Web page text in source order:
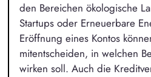
den Bereichen ökologische
Startups oder Erneuerbare
Eröffnung eines Kontos
mitentscheiden, in welchen
wirken soll. Auch die